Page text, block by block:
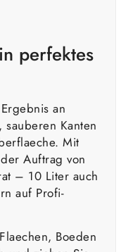
perfektes
an
Kanten
Mit
Auftrag von
– 10 Liter auch
auf Profi-
Boeden